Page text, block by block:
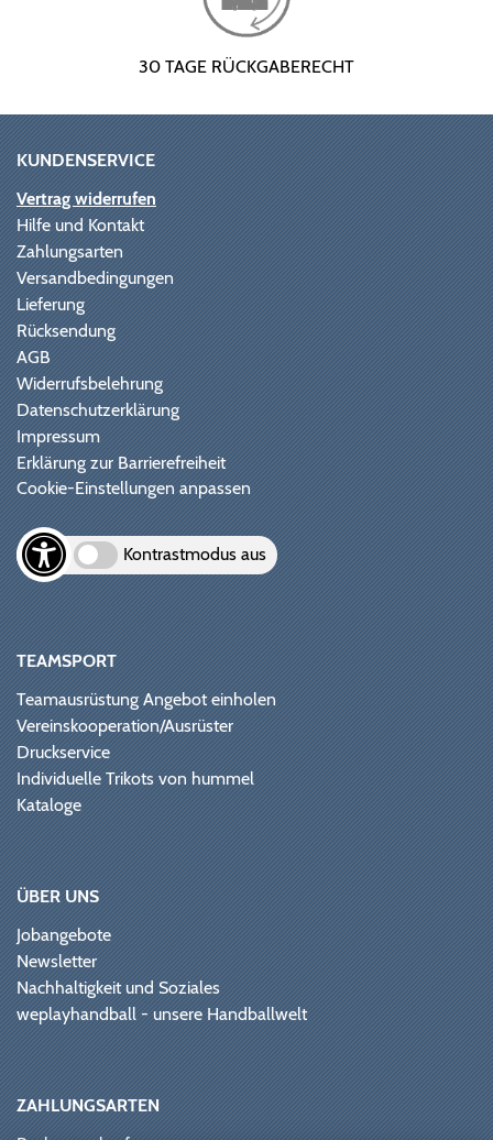
30 TAGE RÜCKGABERECHT
KUNDENSERVICE
Vertrag widerrufen
Hilfe und Kontakt
Zahlungsarten
Versandbedingungen
Lieferung
Rücksendung
AGB
Widerrufsbelehrung
Datenschutzerklärung
Impressum
Erklärung zur Barrierefreiheit
Cookie-Einstellungen anpassen
Kontrastmodus aus
TEAMSPORT
Teamausrüstung Angebot einholen
Vereinskooperation/Ausrüster
Druckservice
Individuelle Trikots von hummel
Kataloge
ÜBER UNS
Jobangebote
Newsletter
Nachhaltigkeit und Soziales
weplayhandball - unsere Handballwelt
ZAHLUNGSARTEN